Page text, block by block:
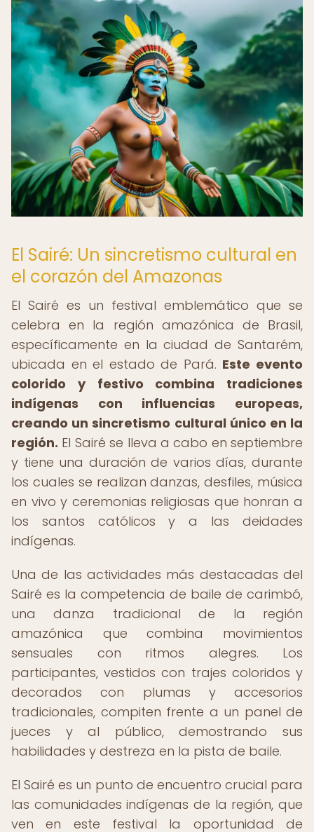
El Sairé: Un sincretismo cultural en
el corazón del Amazonas
El Sairé es un festival emblemático que se
celebra en la región amazónica de Brasil,
específicamente en la ciudad de Santarém,
ubicada en el estado de Pará. Este evento
colorido y festivo combina tradiciones
indígenas con influencias europeas,
creando un sincretismo cultural único en la
región. El Sairé se lleva a cabo en septiembre
y tiene una duración de varios días, durante
los cuales se realizan danzas, desfiles, música
en vivo y ceremonias religiosas que honran a
los santos católicos y a las deidades
indígenas.
Una de las actividades más destacadas del
Sairé es la competencia de baile de carimbó,
una danza tradicional de la región
amazónica que combina movimientos
sensuales con ritmos alegres. Los
participantes, vestidos con trajes coloridos y
decorados con plumas y accesorios
tradicionales, compiten frente a un panel de
jueces y al público, demostrando sus
habilidades y destreza en la pista de baile.
El Sairé es un punto de encuentro crucial para
las comunidades indígenas de la región, que
ven en este festival la oportunidad de